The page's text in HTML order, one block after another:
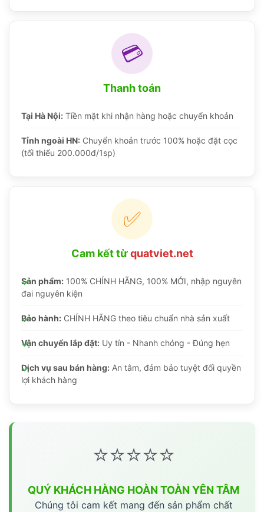
💳
Thanh toán
Tại Hà Nội: Tiền mặt khi nhận hàng hoặc chuyển khoản
Tỉnh ngoài HN: Chuyển khoản trước 100% hoặc đặt cọc
(tối thiểu 200.000đ/1sp)
✅
Cam kết từquatviet.net
Sản phẩm: 100% CHÍNH HÃNG, 100% MỚI, nhập nguyên
đai nguyên kiện
Bảo hành: CHÍNH HÃNG theo tiêu chuẩn nhà sản xuất
Vận chuyển lắp đặt: Uy tín - Nhanh chóng - Đúng hẹn
Dịch vụ sau bán hàng: An tâm, đảm bảo tuyệt đối quyền
lợi khách hàng
⭐⭐⭐⭐⭐
QUÝ KHÁCH HÀNG HOÀN TOÀN YÊN TÂM
Chúng tôi cam kết mang đến sản phẩm chất